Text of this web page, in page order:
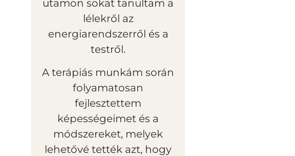
utamon sokat tanultam a
lélekről az
energiarendszerről és a
testről.
A terápiás munkám során
folyamatosan
fejlesztettem
képességeimet és a
módszereket, melyek
lehetővé tették azt, hogy